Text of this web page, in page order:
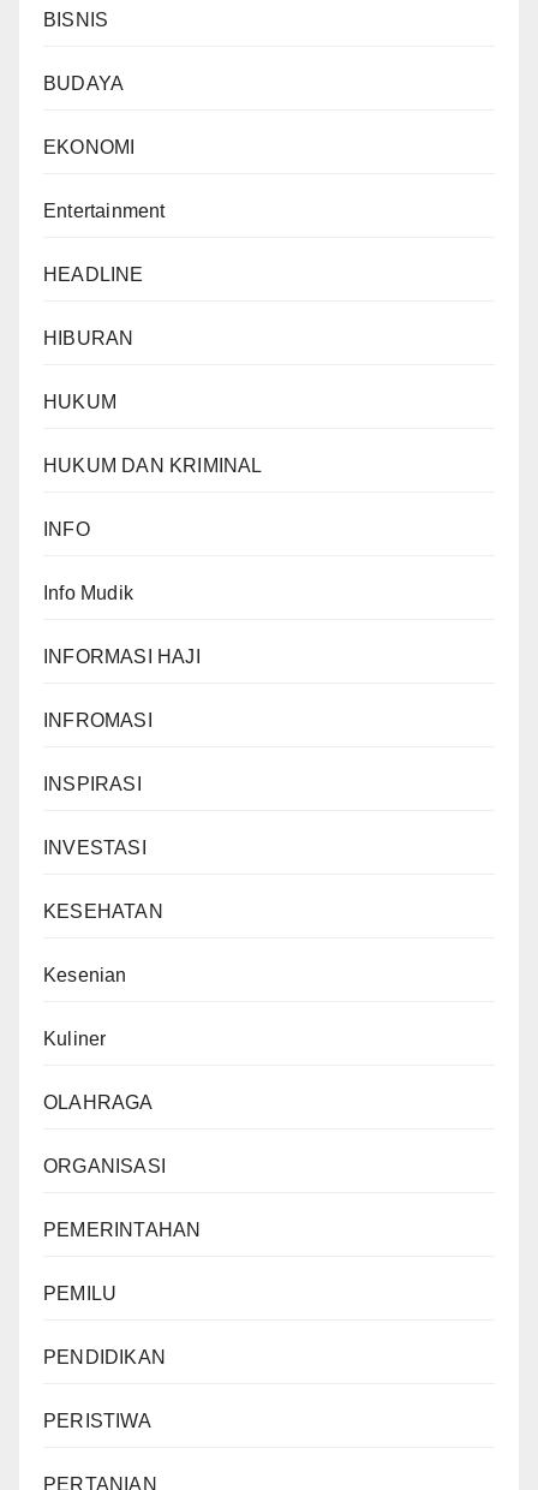
BISNIS
BUDAYA
EKONOMI
Entertainment
HEADLINE
HIBURAN
HUKUM
HUKUM DAN KRIMINAL
INFO
Info Mudik
INFORMASI HAJI
INFROMASI
INSPIRASI
INVESTASI
KESEHATAN
Kesenian
Kuliner
OLAHRAGA
ORGANISASI
PEMERINTAHAN
PEMILU
PENDIDIKAN
PERISTIWA
PERTANIAN